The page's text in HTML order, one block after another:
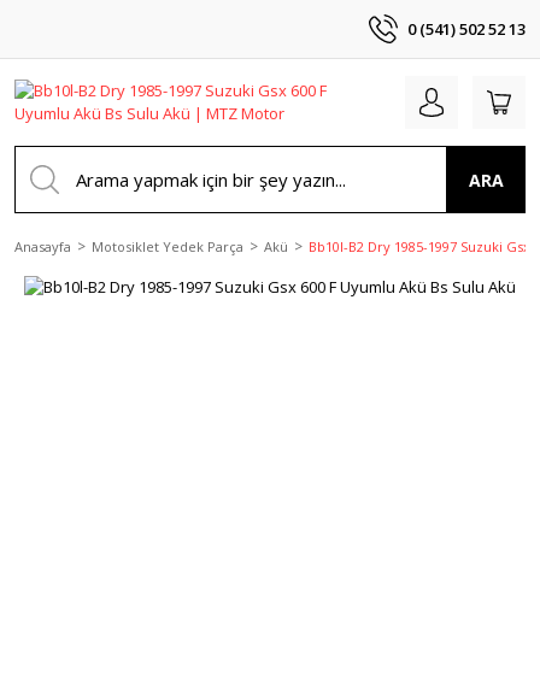
0 (541) 502 52 13
ARA
Anasayfa Motosiklet Yedek Parça Akü Bb10l-B2 Dry 1985-1997 Suzuki Gsx